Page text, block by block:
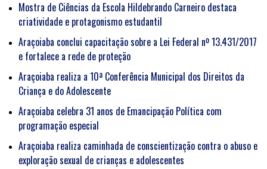
Mostra de Ciências da Escola Hildebrando Carneiro destaca
criatividade e protagonismo estudantil
Araçoiaba conclui capacitação sobre a Lei Federal nº 13.431/2017
e fortalece a rede de proteção
Araçoiaba realiza a 10ª Conferência Municipal dos Direitos da
Criança e do Adolescente
Araçoiaba celebra 31 anos de Emancipação Política com
programação especial
Araçoiaba realiza caminhada de conscientização contra o abuso e
exploração sexual de crianças e adolescentes